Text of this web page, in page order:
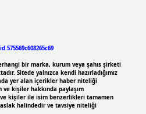
bir marka, kurum veya şahıs şirketi
Sitede yalnızca kendi hazırladığımız
yer alan içerikler haber niteliği
kişiler hakkında paylaşım
ve kişiler ile isim benzerlikleri tamamen
halindedir ve tavsiye niteliği